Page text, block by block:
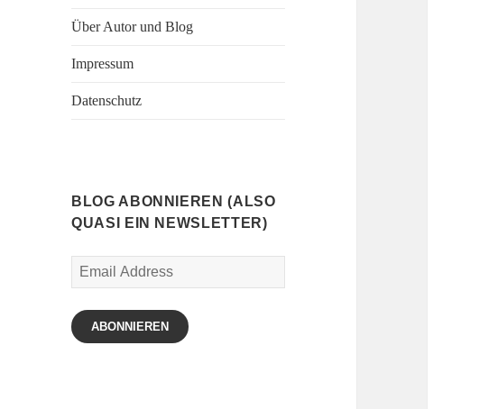
Über Autor und Blog
Impressum
Datenschutz
BLOG ABONNIEREN (ALSO
QUASI EIN NEWSLETTER)
Email
Address
ABONNIEREN